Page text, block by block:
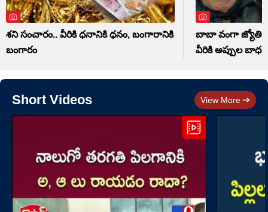
శని సంచారం.. వీరికి ధనానికి ధనం, బంగారానికి
బంగారం
బాబా వంగా
వీరికి అప్పుల బాధలే
Short Videos View More